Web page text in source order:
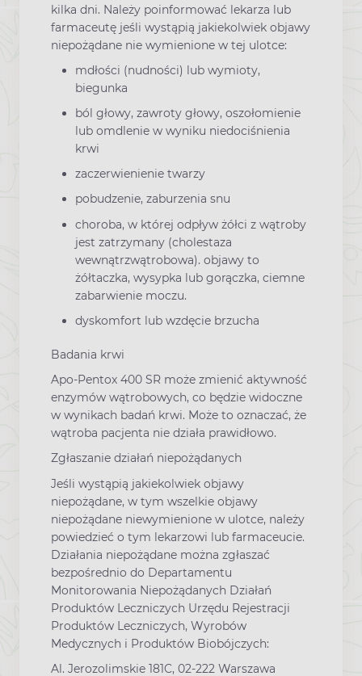
kilka dni. Należy poinformować lekarza lub
farmaceutę jeśli wystąpią jakiekolwiek objawy
niepożądane nie wymienione w tej ulotce:
mdłości (nudności) lub wymioty,
biegunka
ból głowy, zawroty głowy, oszołomienie
lub omdlenie w wyniku niedociśnienia
krwi
zaczerwienienie twarzy
pobudzenie, zaburzenia snu
choroba, w której odpływ żółci z wątroby
jest zatrzymany (cholestaza
wewnątrzwątrobowa). objawy to
żółtaczka, wysypka lub gorączka, ciemne
zabarwienie moczu.
dyskomfort lub wzdęcie brzucha
Badania krwi
Apo-Pentox 400 SR może zmienić aktywność
enzymów wątrobowych, co będzie widoczne
w wynikach badań krwi. Może to oznaczać, że
wątroba pacjenta nie działa prawidłowo.
Zgłaszanie działań niepożądanych
Jeśli wystąpią jakiekolwiek objawy
niepożądane, w tym wszelkie objawy
niepożądane niewymienione w ulotce, należy
powiedzieć o tym lekarzowi lub farmaceucie.
Działania niepożądane można zgłaszać
bezpośrednio do Departamentu
Monitorowania Niepożądanych Działań
Produktów Leczniczych Urzędu Rejestracji
Produktów Leczniczych, Wyrobów
Medycznych i Produktów Biobójczych:
Al. Jerozolimskie 181C, 02-222 Warszawa